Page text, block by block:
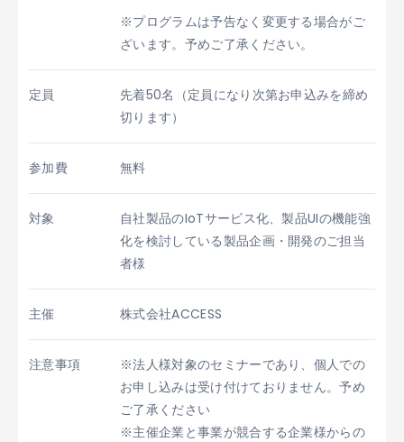
※プログラムは予告なく変更する場合がご
ざいます。予めご了承ください。
定員
先着50名（定員になり次第お申込みを締め
切ります）
参加費 無料
対象
自社製品のIoTサービス化、製品UIの機能強
化を検討している製品企画・開発のご担当
者様
主催 株式会社ACCESS
注意事項
※法人様対象のセミナーであり、個人での
お申し込みは受け付けておりません。予め
ご了承ください
※主催企業と事業が競合する企業様からの